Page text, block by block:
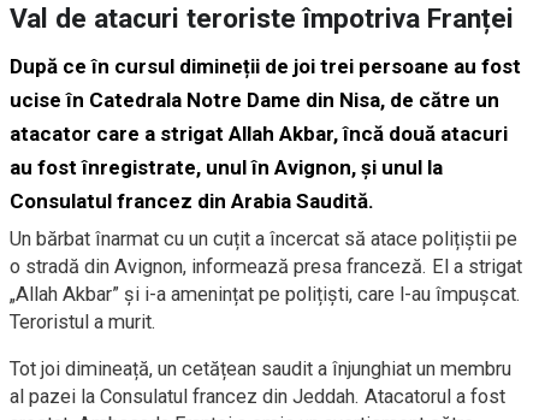
Val de atacuri teroriste împotriva Franței
După ce în cursul dimineții de joi trei persoane au fost
ucise în Catedrala Notre Dame din Nisa, de către un
atacator care a strigat Allah Akbar, încă două atacuri
au fost înregistrate, unul în Avignon, și unul la
Consulatul francez din Arabia Saudită.
Un bărbat înarmat cu un cuțit a încercat să atace polițiștii pe
o stradă din Avignon, informează presa franceză. El a strigat
„Allah Akbar” și i-a amenințat pe polițiști, care l-au împușcat.
Teroristul a murit.
Tot joi dimineață, un cetățean saudit a înjunghiat un membru
al pazei la Consulatul francez din Jeddah. Atacatorul a fost